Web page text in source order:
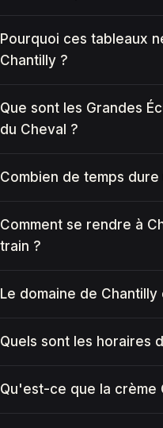
Pourquoi ces tableaux
Chantilly ?
Que sont les Grandes
du Cheval ?
Combien de temps dure
Comment se rendre à
train ?
Le domaine de
Quels sont les horaires
Qu'est-ce que la crème